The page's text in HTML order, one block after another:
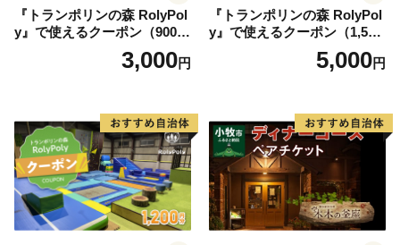
『トランポリンの森 RolyPol
y』で使えるクーポン（900
3,000円
『トランポリンの森 RolyPol
y』で使えるクーポン（1,500
5,000円